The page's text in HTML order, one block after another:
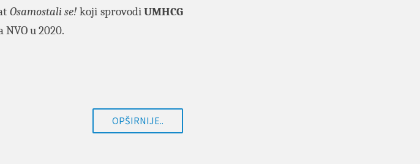
Osamostali se! koji sprovodiUMHCG
u 2020.
OPŠIRNIJE..